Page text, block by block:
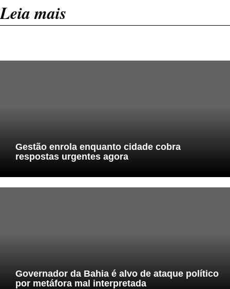
Leia mais
Gestão enrola enquanto cidade cobra
respostas urgentes agora
Governador da Bahia é alvo de ataque político
por metáfora mal interpretada